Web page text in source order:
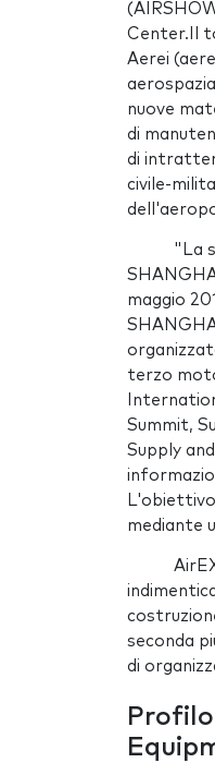
Center.Il
Aerei
nuove
di
di
civile-
"La
maggio
terzo
Summit,
Supply
mediante
seconda
di